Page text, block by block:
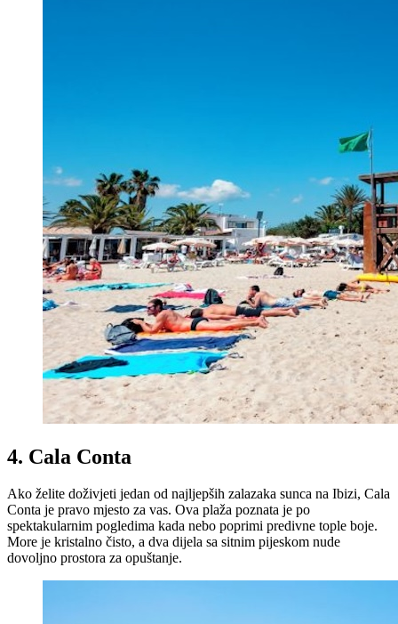
4. Cala Conta
Ako želite doživjeti jedan od najljepših zalazaka sunca na Ibizi, Cala
Conta je pravo mjesto za vas. Ova plaža poznata je po
spektakularnim pogledima kada nebo poprimi predivne tople boje.
More je kristalno čisto, a dva dijela sa sitnim pijeskom nude
dovoljno prostora za opuštanje.